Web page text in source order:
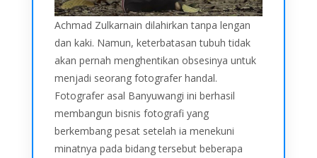
Achmad Zulkarnain dilahirkan tanpa lengan
dan kaki. Namun, keterbatasan tubuh tidak
akan pernah menghentikan obsesinya untuk
menjadi seorang fotografer handal.
Fotografer asal Banyuwangi ini berhasil
membangun bisnis fotografi yang
berkembang pesat setelah ia menekuni
minatnya pada bidang tersebut beberapa